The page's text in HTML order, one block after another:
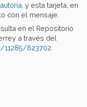
y esta tarjeta, en
con el mensaje.
en el Repositorio
a través del
11285/623702